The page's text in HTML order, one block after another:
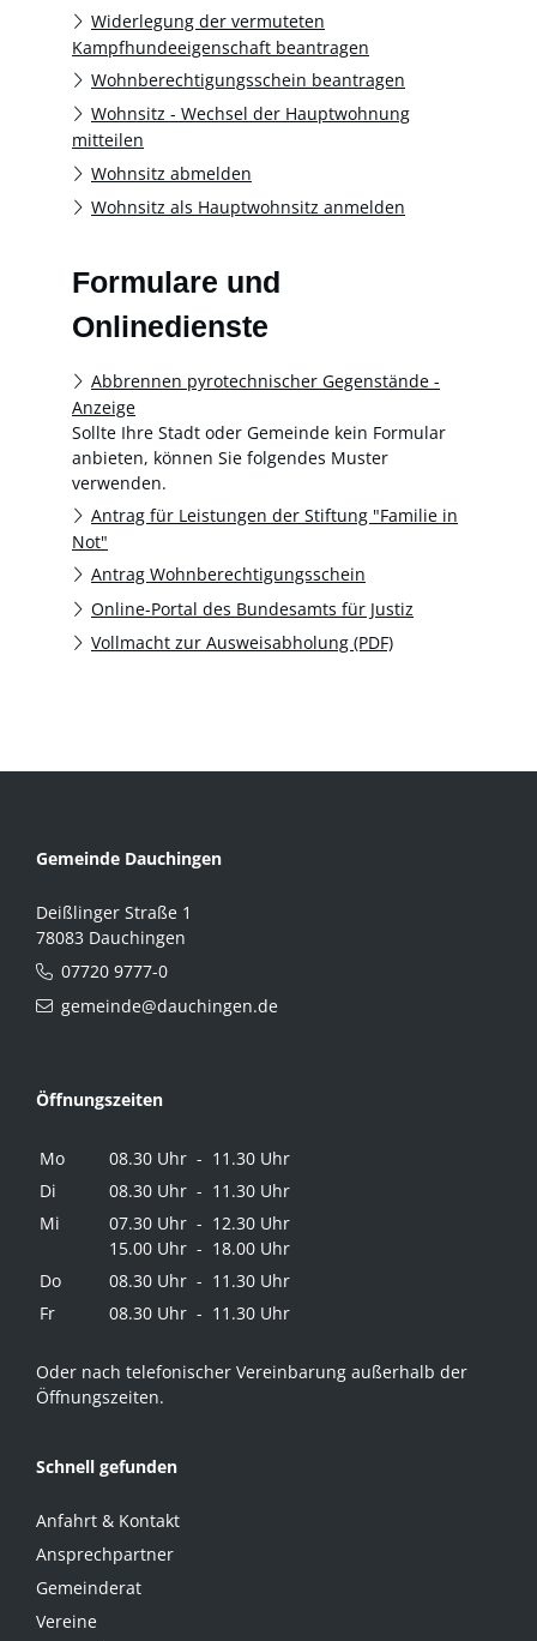
Widerlegung der vermuteten
Kampfhundeeigenschaft beantragen
Wohnberechtigungsschein beantragen
Wohnsitz - Wechsel der Hauptwohnung
mitteilen
Wohnsitz abmelden
Wohnsitz als Hauptwohnsitz anmelden
Formulare und
Onlinedienste
Abbrennen pyrotechnischer Gegenstände -
Anzeige
Sollte Ihre Stadt oder Gemeinde kein Formular
anbieten, können Sie folgendes Muster
verwenden.
Antrag für Leistungen der Stiftung "Familie in
Not"
Antrag Wohnberechtigungsschein
Online-Portal des Bundesamts für Justiz
Vollmacht zur Ausweisabholung (PDF)
Gemeinde Dauchingen
Deißlinger Straße 1
78083 Dauchingen
07720 9777-0
gemeinde@dauchingen.de
Öffnungszeiten
Mo
08.30 Uhr - 11.30 Uhr
Di
08.30 Uhr - 11.30 Uhr
Mi
07.30 Uhr - 12.30 Uhr
15.00 Uhr - 18.00 Uhr
Do
08.30 Uhr - 11.30 Uhr
Fr
08.30 Uhr - 11.30 Uhr
Oder nach telefonischer Vereinbarung außerhalb der
Öffnungszeiten.
Schnell gefunden
Anfahrt & Kontakt
Ansprechpartner
Gemeinderat
Vereine